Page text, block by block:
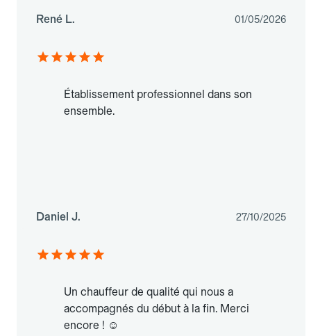
René L. 01/05/2026
Établissement professionnel dans son
ensemble.
Daniel J. 27/10/2025
Un chauffeur de qualité qui nous a
accompagnés du début à la fin. Merci
encore ! ☺️